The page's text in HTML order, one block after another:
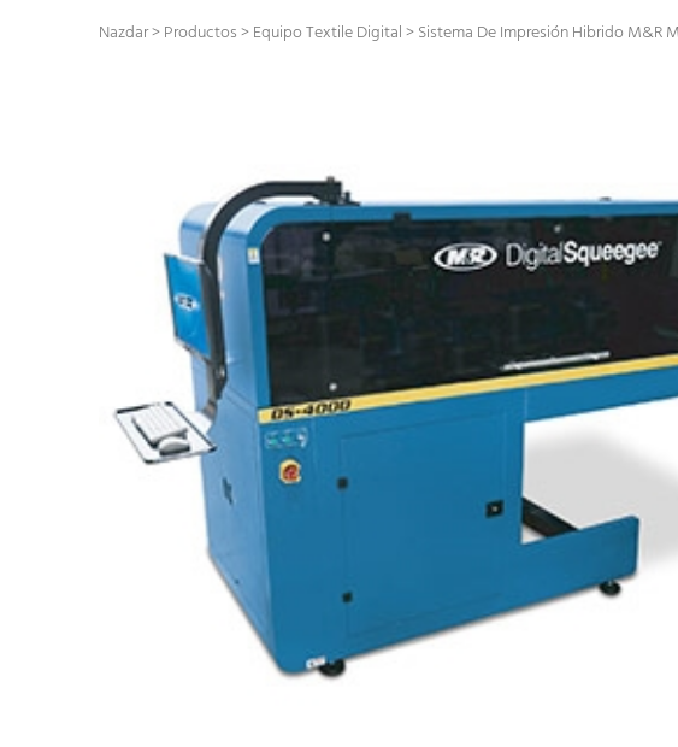
Nazdar>Productos>Equipo Textile Digital> Sistema De Impresión Hibrido M&R